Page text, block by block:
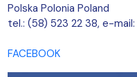
Polska Polonia Poland
tel.: (58) 523 22 38, e-mail:
FACEBOOK